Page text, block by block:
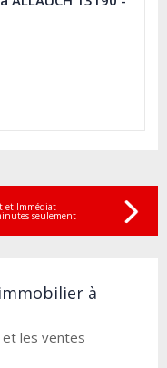
et Immédiat
seulement
à
les ventes